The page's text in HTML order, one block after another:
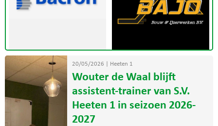
20/05/2026 Heeten 1
Wouter de Waal blijft
assistent-trainer van S.V.
Heeten 1 in seizoen 2026-
2027